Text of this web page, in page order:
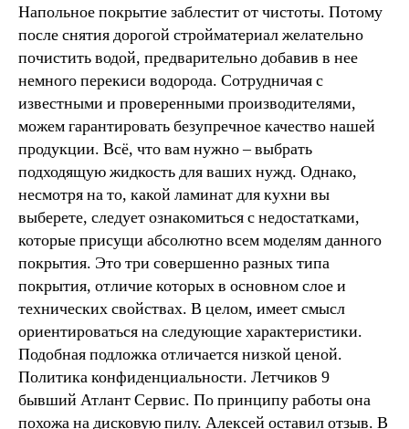
Напольное покрытие заблестит от чистоты. Потому
после снятия дорогой стройматериал желательно
почистить водой, предварительно добавив в нее
немного перекиси водорода. Сотрудничая с
известными и проверенными производителями,
можем гарантировать безупречное качество нашей
продукции. Всё, что вам нужно – выбрать
подходящую жидкость для ваших нужд. Однако,
несмотря на то, какой ламинат для кухни вы
выберете, следует ознакомиться с недостатками,
которые присущи абсолютно всем моделям данного
покрытия. Это три совершенно разных типа
покрытия, отличие которых в основном слое и
технических свойствах. В целом, имеет смысл
ориентироваться на следующие характеристики.
Подобная подложка отличается низкой ценой.
Политика конфиденциальности. Летчиков 9
бывший Атлант Сервис. По принципу работы она
похожа на дисковую пилу. Алексей оставил отзыв. В